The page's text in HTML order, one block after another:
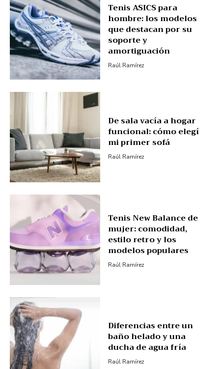
Tenis ASICS para
hombre: los modelos
que destacan por su
soporte y
amortiguación
Raúl Ramírez
De sala vacía a hogar
funcional: cómo elegí
mi primer sofá
Raúl Ramírez
Tenis New Balance de
mujer: comodidad,
estilo retro y los
modelos populares
Raúl Ramírez
Diferencias entre un
baño helado y una
ducha de agua fría
Raúl Ramírez